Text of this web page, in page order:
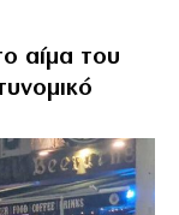
αίμα του